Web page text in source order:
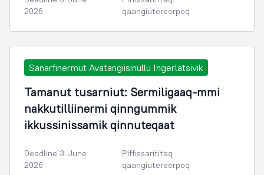
2026
qaangiutereerpoq
Sanarfinermut Avatangiisinullu Ingerlatsivik
Tamanut tusarniut: Sermiligaaq-mmi
nakkutilliinermi qinngummik
ikkussinissamik qinnuteqaat
Deadline 3. June
2026
Piffissarititaq
qaangiutereerpoq